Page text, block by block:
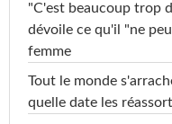
"C'est beaucoup trop
dévoile ce qu'il "ne
femme
Tout le monde
quelle date les